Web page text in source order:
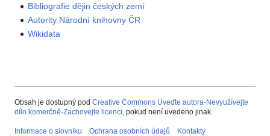
Bibliografie dějin českých zemí
Autority Národní knihovny ČR
Wikidata
Obsah je dostupný pod Creative Commons Uveďte autora-Nevyužívejte
dílo komerčně-Zachovejte licenci , pokud není uvedeno jinak.
Informace o slovníku Ochrana osobních údajů Kontakty